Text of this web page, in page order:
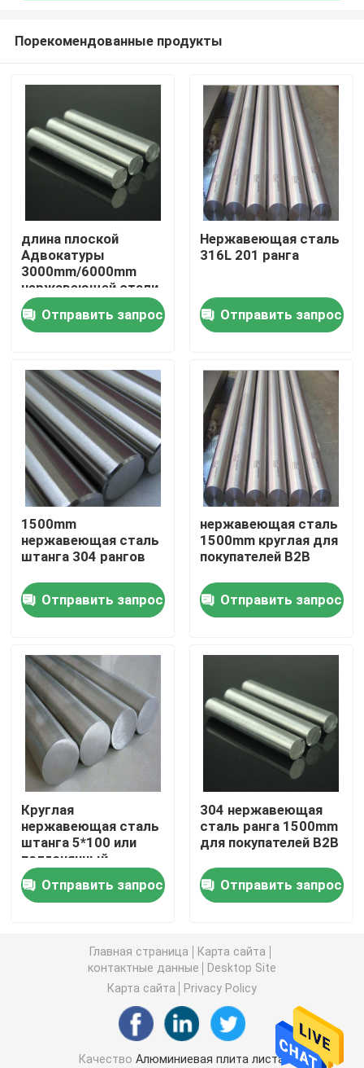
Продукты
Ролики
О нас
Путешествие фабрики
Проверка качества
Свяжитесь мы
Спросите цитату
Плита листа нержавеющей стали
Плита стального листа углерода
Гальванизированная плита стального листа
Плита листовой меди
Алюминиевый круглый бар
алюминиевая прокладка катушки
Алюминиевая трубка трубы
Трубы из углеродистой стали
Порекомендованные продукты
длина плоской
Адвокатуры
3000mm/6000mm
нержавеющей стали
316L подгоняла
Отправить запрос
Нержавеющая сталь
316L 201 ранга
Отправить запрос
1500mm
нержавеющая сталь
штанга 304 рангов
Отправить запрос
нержавеющая сталь
1500mm круглая для
покупателей B2B
Отправить запрос
Круглая
нержавеющая сталь
штанга 5*100 или
подгонянный
диаметр
Отправить запрос
304 нержавеющая
сталь ранга 1500mm
для покупателей B2B
Отправить запрос
Главная страница
Карта сайта
контактные данные
Desktop Site
Карта сайта
Privacy Policy
КачествоАлюминиевая плита листа